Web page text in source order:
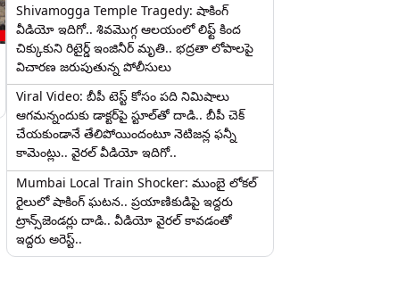
Shivamogga Temple Tragedy: షాకింగ్
వీడియో ఇదిగో.. శివమొగ్గ ఆలయంలో లిఫ్ట్ కింద
చిక్కుకుని రిటైర్డ్ ఇంజినీర్ మృతి.. భద్రతా లోపాలపై
విచారణ జరుపుతున్న పోలీసులు
Viral Video: బీపీ టెస్ట్‌ కోసం పది నిమిషాలు
ఆగమన్నందుకు డాక్టర్‌పై స్టూల్‌తో దాడి.. బీపీ చెక్
చేయకుండానే తేలిపోయిందంటూ నెటిజన్ల ఫన్నీ
కామెంట్లు.. వైరల్ వీడియో ఇదిగో..
Mumbai Local Train Shocker: ముంబై లోకల్
రైలులో షాకింగ్ ఘటన.. ప్రయాణికుడిపై ఇద్దరు
ట్రాన్స్‌జెండర్లు దాడి.. వీడియో వైరల్ కావడంతో
ఇద్దరు అరెస్ట్..